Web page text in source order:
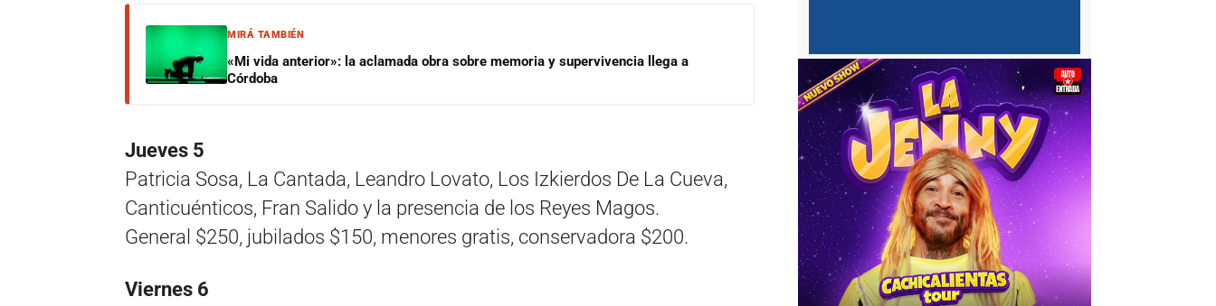
MIRÁ TAMBIÉN
«Mi vida anterior»: la aclamada obra sobre memoria y supervivencia llega a
Córdoba
Jueves 5
Patricia Sosa, La Cantada, Leandro Lovato, Los Izkierdos De La Cueva,
Canticuénticos, Fran Salido y la presencia de los Reyes Magos.
General $250, jubilados $150, menores gratis, conservadora $200.
Viernes 6